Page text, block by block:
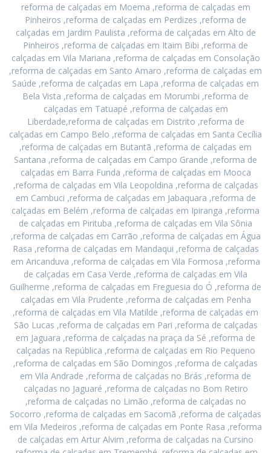
reforma de calçadas em Moema ,reforma de calçadas em
Pinheiros ,reforma de calçadas em Perdizes ,reforma de
calçadas em Jardim Paulista ,reforma de calçadas em Alto de
Pinheiros ,reforma de calçadas em Itaim Bibi ,reforma de
calçadas em Vila Mariana ,reforma de calçadas em Consolação
,reforma de calçadas em Santo Amaro ,reforma de calçadas em
Saúde ,reforma de calçadas em Lapa ,reforma de calçadas em
Bela Vista ,reforma de calçadas em Morumbi ,reforma de
calçadas em Tatuapé ,reforma de calçadas em
Liberdade,reforma de calçadas em Distrito ,reforma de
calçadas em Campo Belo ,reforma de calçadas em Santa Cecília
,reforma de calçadas em Butantã ,reforma de calçadas em
Santana ,reforma de calçadas em Campo Grande ,reforma de
calçadas em Barra Funda ,reforma de calçadas em Mooca
,reforma de calçadas em Vila Leopoldina ,reforma de calçadas
em Cambuci ,reforma de calçadas em Jabaquara ,reforma de
calçadas em Belém ,reforma de calçadas em Ipiranga ,reforma
de calçadas em Pirituba ,reforma de calçadas em Vila Sônia
,reforma de calçadas em Carrão ,reforma de calçadas em Água
Rasa ,reforma de calçadas em Mandaqui ,reforma de calçadas
em Aricanduva ,reforma de calçadas em Vila Formosa ,reforma
de calçadas em Casa Verde ,reforma de calçadas em Vila
Guilherme ,reforma de calçadas em Freguesia do Ó ,reforma de
calçadas em Vila Prudente ,reforma de calçadas em Penha
,reforma de calçadas em Vila Matilde ,reforma de calçadas em
São Lucas ,reforma de calçadas em Pari ,reforma de calçadas
em Jaguara ,reforma de calçadas na praça da Sé ,reforma de
calçadas na República ,reforma de calçadas em Rio Pequeno
,reforma de calçadas em São Domingos ,reforma de calçadas
em Vila Andrade ,reforma de calçadas no Brás ,reforma de
calçadas no Jaguaré ,reforma de calçadas no Bom Retiro
,reforma de calçadas no Limão ,reforma de calçadas no
Socorro ,reforma de calçadas em Sacomã ,reforma de calçadas
em Vila Medeiros ,reforma de calçadas em Ponte Rasa ,reforma
de calçadas em Artur Alvim ,reforma de calçadas na Cursino